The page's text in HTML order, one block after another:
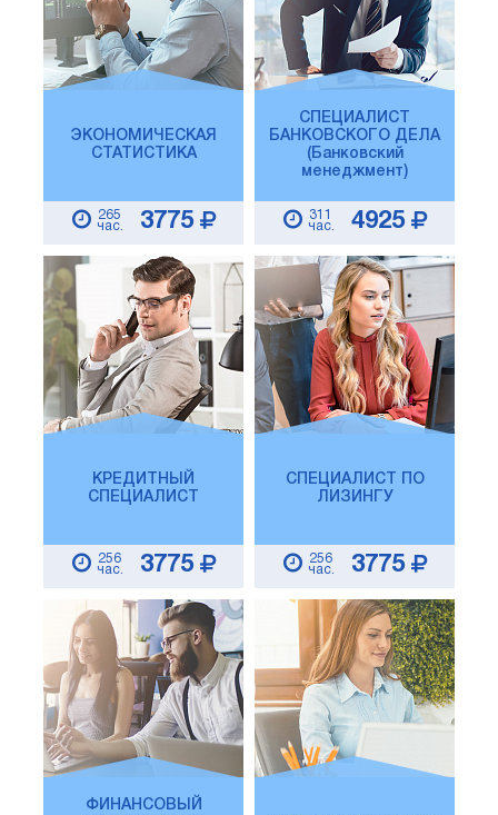
ЭКОНОМИЧЕСКАЯ
СТАТИСТИКА
265
час.
3775
СПЕЦИАЛИСТ
БАНКОВСКОГО ДЕЛА
(Банковский
менеджмент)
311
час.
4925
КРЕДИТНЫЙ
СПЕЦИАЛИСТ
256
час.
3775
СПЕЦИАЛИСТ ПО
ЛИЗИНГУ
256
час.
3775
ФИНАНСОВЫЙ